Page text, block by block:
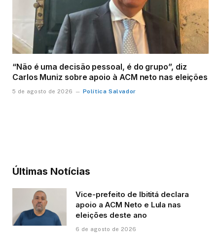
“Não é uma decisão pessoal, é do grupo”, diz
Carlos Muniz sobre apoio à ACM neto nas eleições
5 de agosto de 2026 Política Salvador
Últimas Notícias
Vice-prefeito de Ibititá declara
apoio a ACM Neto e Lula nas
eleições deste ano
6 de agosto de 2026